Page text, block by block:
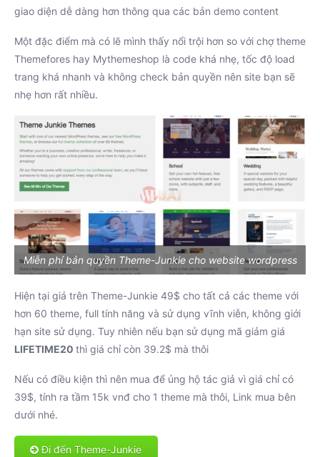
giao diện dễ dàng hơn thông qua các bản demo content
Một đặc điểm mà có lẽ mình thấy nổi trội hơn so với chợ theme
Themefores hay Mythemeshop là code khá nhẹ, tốc độ load
trang khá nhanh và không check bản quyền nên site bạn sẽ
nhẹ hơn rất nhiều.
Miễn phí bản quyền Theme-Junkie cho website wordpress
Hiện tại giá trên Theme-Junkie 49$ cho tất cả các theme với
hơn 60 theme, full tính năng và sử dụng vĩnh viễn, không giới
hạn site sử dụng. Tuy nhiên nếu bạn sử dụng mã giảm giá
LIFETIME20 thì giá chỉ còn 39.2$ mà thôi
Nếu có điều kiện thì nên mua để ủng hộ tác giả vì giá chỉ có
39$, tính ra tầm 15k vnđ cho 1 theme mà thôi, Link mua bên
dưới nhé.
Đi đến Theme-Junkie